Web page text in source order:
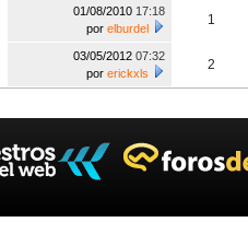
01/08/2010 17:18
por elburdel
1
03/05/2012 07:32
por erickxls
2